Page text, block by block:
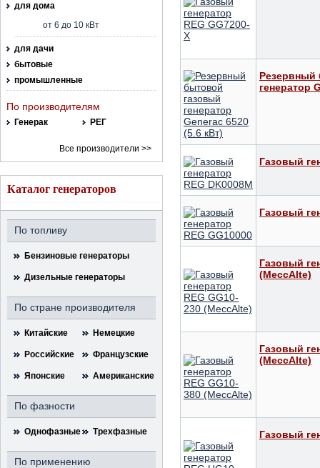
для дома
от 6 до 10 кВт
для дачи
бытовые
промышленные
По производителям
Генерак РЕГ
Все производители >>
Каталог генераторов
По топливу
Бензиновые генераторы
Дизельные генераторы
По стране производителя
Китайские Немецкие
Российские Французские
Японские Американские
По фазности
Однофазные Трехфазные
По применению
Резервный
генератор
Газовый
Газовый
Газовый
(MeccAlte)
Газовый
(MeccAlte)
Газовый